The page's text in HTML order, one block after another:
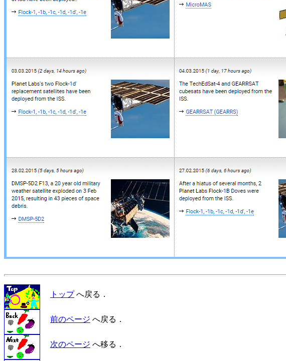
トップへ戻る．
前のページ へ戻る．
次のページ へ移る．